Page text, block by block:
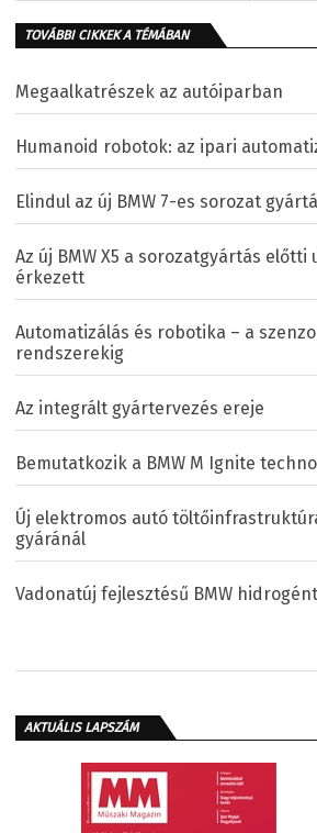
TOVÁBBI CIKKEK A TÉMÁBAN
Megaalkatrészek az autóiparban
Humanoid robotok: az ipari
Elindul az új BMW 7-es sorozat
Az új BMW X5 a sorozatgyártás
érkezett
Automatizálás és robotika – a
rendszerekig
Az integrált gyártervezés ereje
Bemutatkozik a BMW M Ignite
Új elektromos autó
gyáránál
Vadonatúj fejlesztésű BMW
AKTUÁLIS LAPSZÁM